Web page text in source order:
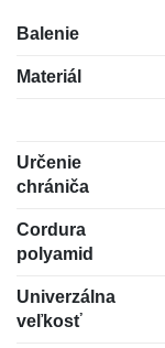
Balenie
Materiál
Určenie
chrániča
Cordura
polyamid
Univerzálna
veľkosť